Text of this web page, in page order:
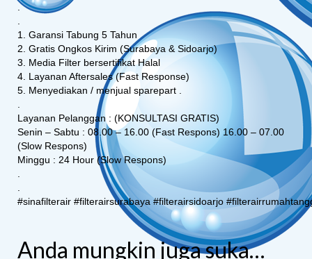
.
.
1. Garansi Tabung 5 Tahun
2. Gratis Ongkos Kirim (Surabaya & Sidoarjo)
3. Media Filter bersertifikat Halal
4. Layanan Aftersales (Fast Response)
5. Menyediakan / menjual sparepart .
.
Layanan Pelanggan : (KONSULTASI GRATIS)
Senin – Sabtu : 08.00 – 16.00 (Fast Respons) 16.00 – 07.00
(Slow Respons)
Minggu : 24 Hour (Slow Respons)
.
.
#sinafilterair #filterairsurabaya #filterairsidoarjo
Anda mungkin juga suka…